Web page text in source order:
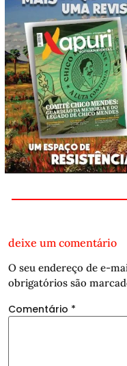
deixe um comentário
O seu endereço de e-
obrigatórios são
Comentário *